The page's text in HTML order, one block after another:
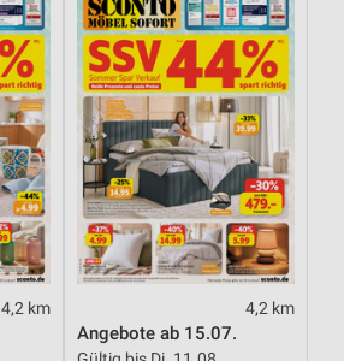
4,2 km 4,2 km
Angebote ab 15.07.